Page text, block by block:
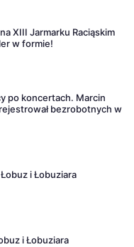
XIII Jarmarku Raciąskim
w formie!
po koncertach. Marcin
bezrobotnych w
i Łobuziara
i Łobuziara